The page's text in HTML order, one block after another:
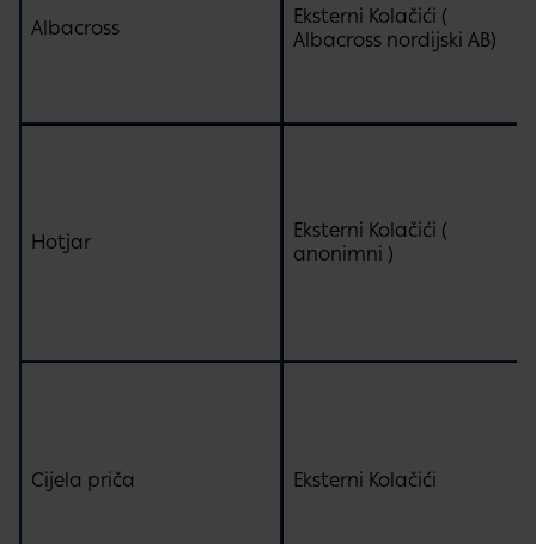
Albacross
Eksterni Kolačići (
Albacross nordijski AB)
Hotjar
Eksterni Kolačići (
anonimni )
Cijela priča Eksterni Kolačići